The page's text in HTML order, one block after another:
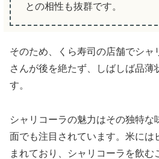
との相性も抜群です。
そのため、くら寿司の店舗でシャ
さんが後を絶たず、しばしば品薄
す。
シャリコーラの魅力はその独特な
面でも注目されています。米には
まれており、シャリコーラを飲む